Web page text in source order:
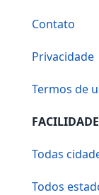
Contato
Privacidade
Termos de
Todas
Todos